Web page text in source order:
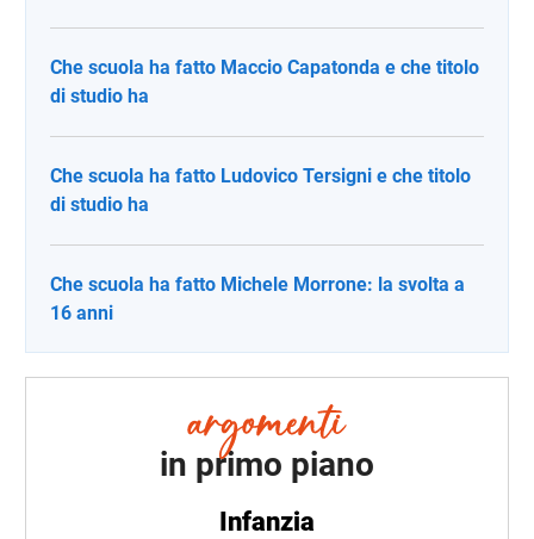
Che scuola ha fatto Maccio Capatonda e che titolo
di studio ha
Che scuola ha fatto Ludovico Tersigni e che titolo
di studio ha
Che scuola ha fatto Michele Morrone: la svolta a
16 anni
in primo piano
Infanzia